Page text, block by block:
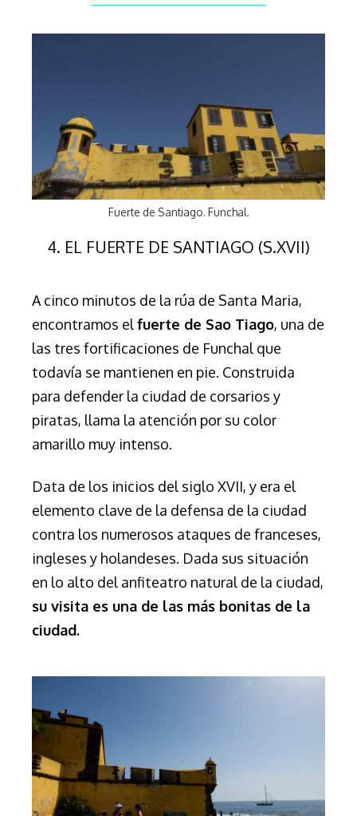
Fuerte de Santiago. Funchal.
4. EL FUERTE DE SANTIAGO (S.XVII)
A cinco minutos de la rúa de Santa Maria,
encontramos elfuerte de Sao Tiago, una de
las tres fortificaciones de Funchal que
todavía se mantienen en pie. Construida
para defender la ciudad de corsarios y
piratas, llama la atención por su color
amarillo muy intenso.
Data de los inicios del siglo XVII, y era el
elemento clave de la defensa de la ciudad
contra los numerosos ataques de franceses,
ingleses y holandeses. Dada sus situación
en lo alto del anfiteatro natural de la ciudad,
su visita es una de las más bonitas de la
ciudad.